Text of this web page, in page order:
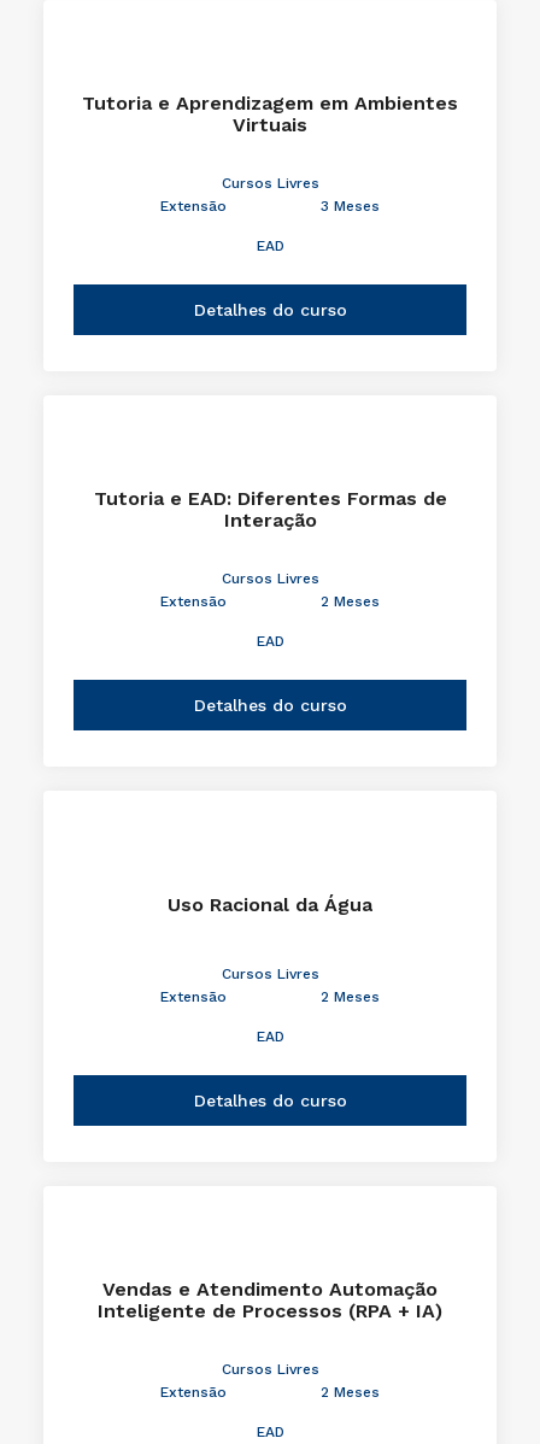
Tutoria e Aprendizagem em Ambientes
Virtuais
Cursos Livres
Extensão
3 Meses
EAD
Detalhes do curso
Tutoria e EAD: Diferentes Formas de
Interação
Cursos Livres
Extensão
2 Meses
EAD
Detalhes do curso
Uso Racional da Água
Cursos Livres
Extensão
2 Meses
EAD
Detalhes do curso
Vendas e Atendimento Automação
Inteligente de Processos (RPA + IA)
Cursos Livres
Extensão
2 Meses
EAD